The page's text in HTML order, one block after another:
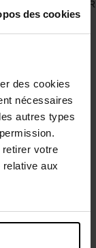
des cookies
des cookies
nécessaires
autres types
votre
aux
PARTAGER